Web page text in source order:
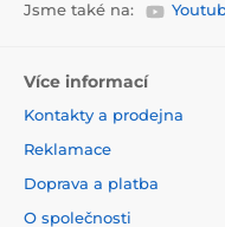
Jsme také na:
Více informací
Kontakty a prodejna
Reklamace
Doprava a platba
O společnosti